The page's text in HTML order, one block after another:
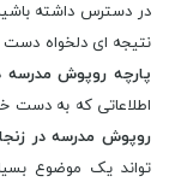
در دسترس داشته
نتیجه ای دلخواه دست
پارچه روپوش مدرسه
اطلاعاتی که به دست
روپوش مدرسه در
تواند یک موضوع